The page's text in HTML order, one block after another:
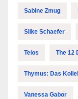
Sabine Zmug
Silke Schaefer
Telos The 12
Thymus: Das
Vanessa Gabor